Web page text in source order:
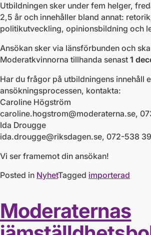
Utbildningen sker under fem helger,
2,5 år och innehåller bland annat:
politikutveckling, opinionsbildning och
Ansökan sker via länsförbunden och
Moderatkvinnorna tillhanda senast 1
Har du frågor på utbildningens innehåll
ansökningsprocessen, kontakta:
Caroline Högström
caroline.hogstrom@moderaterna.se,
Ida Drougge
ida.drougge@riksdagen.se, 072­-538
Vi ser framemot din ansökan!
Posted in NyhetTagged importerad
Moderaternas